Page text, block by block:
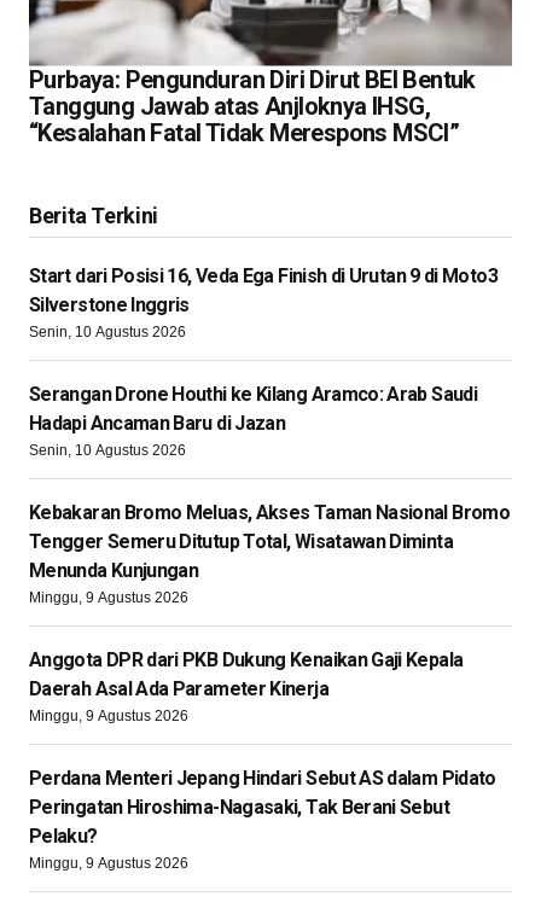
Purbaya: Pengunduran Diri Dirut BEI Bentuk
Tanggung Jawab atas Anjloknya IHSG,
“Kesalahan Fatal Tidak Merespons MSCI”
Berita Terkini
Start dari Posisi 16, Veda Ega Finish di Urutan 9 di Moto3
Silverstone Inggris
Senin, 10 Agustus 2026
Serangan Drone Houthi ke Kilang Aramco: Arab Saudi
Hadapi Ancaman Baru di Jazan
Senin, 10 Agustus 2026
Kebakaran Bromo Meluas, Akses Taman Nasional Bromo
Tengger Semeru Ditutup Total, Wisatawan Diminta
Menunda Kunjungan
Minggu, 9 Agustus 2026
Anggota DPR dari PKB Dukung Kenaikan Gaji Kepala
Daerah Asal Ada Parameter Kinerja
Minggu, 9 Agustus 2026
Perdana Menteri Jepang Hindari Sebut AS dalam Pidato
Peringatan Hiroshima-Nagasaki, Tak Berani Sebut
Pelaku?
Minggu, 9 Agustus 2026